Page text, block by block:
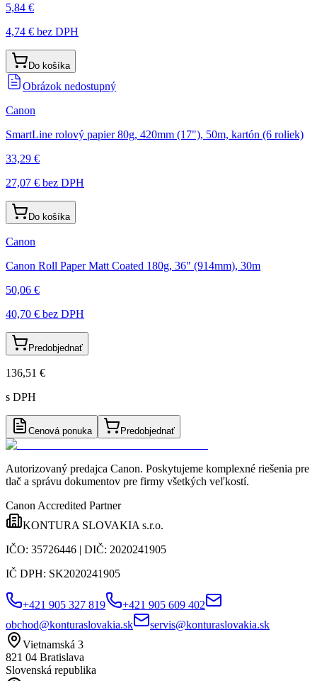
5,84 €
4,74 € bez DPH
Do košíka
Obrázok nedostupný
Canon
SmartLine rolový papier 80g, 420mm (17"), 50m, kartón (6 roliek)
33,29 €
27,07 € bez DPH
Do košíka
Canon
Canon Roll Paper Matt Coated 180g, 36" (914mm), 30m
50,06 €
40,70 € bez DPH
Predobjednať
136,51 €
s DPH
Cenová ponuka Predobjednať
Autorizovaný predajca Canon. Poskytujeme komplexné riešenia pre
tlač a správu dokumentov pre firmy všetkých veľkostí.
Canon Accredited Partner
KONTURA SLOVAKIA s.r.o.
IČO: 35726446 | DIČ: 2020241905
IČ DPH: SK2020241905
+421 905 327 819
+421 905 609 402
obchod@konturaslovakia.sk
servis@konturaslovakia.sk
Vietnamská 3
821 04 Bratislava
Slovenská republika